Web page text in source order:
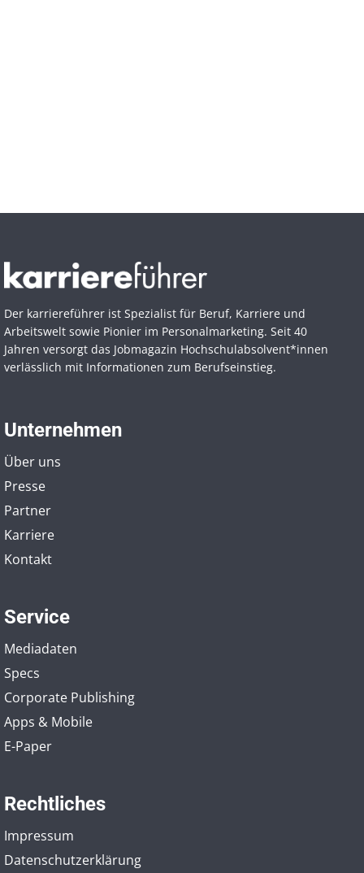
Der karriereführer ist Spezialist für Beruf, Karriere und
Arbeitswelt sowie Pionier im Personal­marketing. Seit 40
Jahren versorgt das Jobmagazin Hochschul­absolvent*innen
verlässlich mit Informationen zum Berufseinstieg.
Unternehmen
Über uns
Presse
Partner
Karriere
Kontakt
Service
Mediadaten
Specs
Corporate Publishing
Apps & Mobile
E-Paper
Rechtliches
Impressum
Datenschutzerklärung